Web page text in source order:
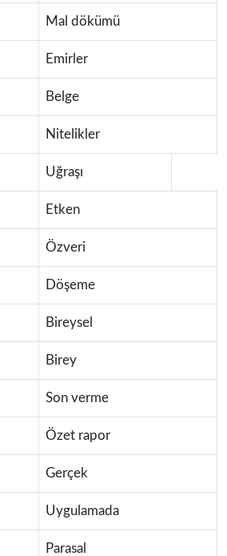
Mal dökümü
Emirler
Belge
Nitelikler
Uğraşı
Etken
Özveri
Döşeme
Bireysel
Birey
Son verme
Özet rapor
Gerçek
Uygulamada
Parasal